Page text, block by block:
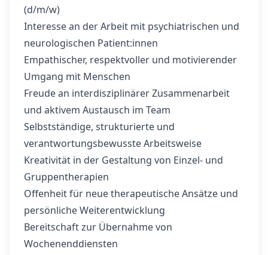
(d/m/w)
Interesse an der Arbeit mit psychiatrischen und
neurologischen Patient:innen
Empathischer, respektvoller und motivierender
Umgang mit Menschen
Freude an interdisziplinärer Zusammenarbeit
und aktivem Austausch im Team
Selbstständige, strukturierte und
verantwortungsbewusste Arbeitsweise
Kreativität in der Gestaltung von Einzel- und
Gruppentherapien
Offenheit für neue therapeutische Ansätze und
persönliche Weiterentwicklung
Bereitschaft zur Übernahme von
Wochenenddiensten